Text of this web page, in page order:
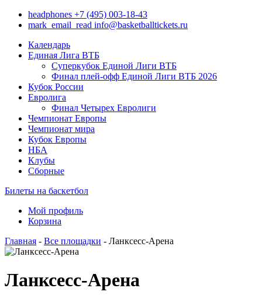
headphones +7 (495) 003-18-43
mark_email_read info@basketballtickets.ru
Календарь
Единая Лига ВТБ
Суперкубок Единой Лиги ВТБ
Финал плей-офф Единой Лиги ВТБ 2026
Кубок России
Евролига
Финал Четырех Евролиги
Чемпионат Европы
Чемпионат мира
Кубок Европы
НБА
Клубы
Сборные
Билеты на баскетбол
Мой профиль
Корзина
Главная - Все площадки - Ланксесс-Арена
Ланксесс-Арена